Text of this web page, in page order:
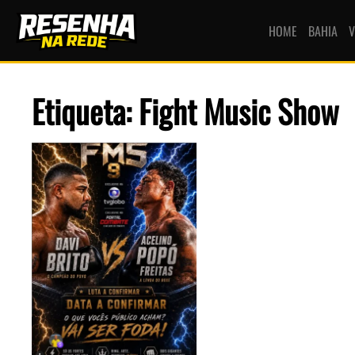
HOME BAHIA
Etiqueta: Fight Music Show